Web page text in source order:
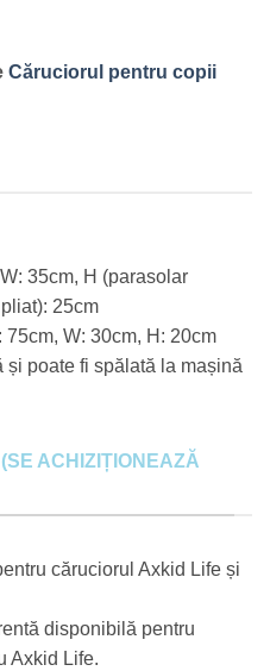
Căruciorul pentru copii
35cm, H (parasolar
25cm
W: 30cm, H: 20cm
și poate fi spălată la mașină
ACHIZIȚIONEAZĂ
căruciorul Axkid Life și
disponibilă pentru
Axkid Life.